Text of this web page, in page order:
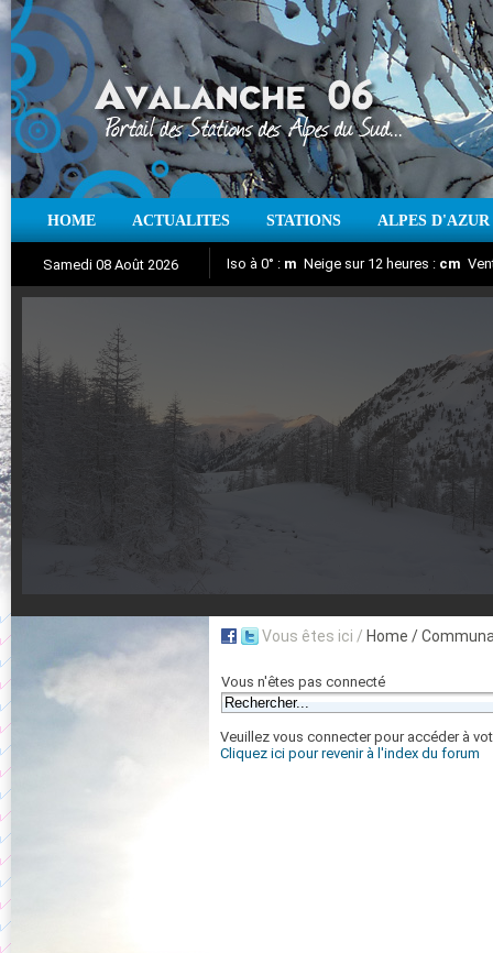
HOME ACTUALITES STATIONS ALPES D'AZUR
Samedi 08 Août 2026
Aujourd'hui : T° Min : T° Max : °C |
Iso à 0° : m Neige sur 12 heures : cm
Suivez en direct l'actualité des stations
Vous êtes ici / Home /
Vous n'êtes pas connecté
Veuillez vous connecter pour accéder à
Cliquez ici pour revenir à l'index du forum